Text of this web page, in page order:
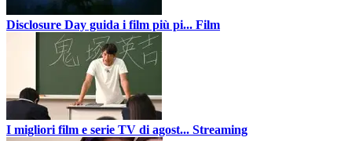
Disclosure Day guida i film più pi... Film
I migliori film e serie TV di agost... Streaming